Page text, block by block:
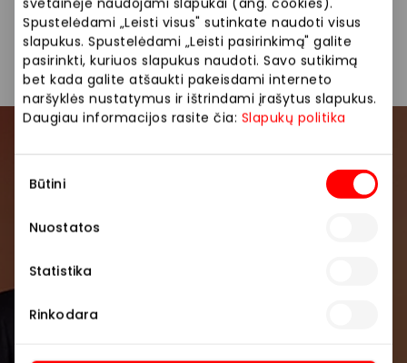
Spustelėdami „Leisti visus" sutinkate naudoti visus
slapukus. Spustelėdami „Leisti pasirinkimą" galite
pasirinkti, kuriuos slapukus naudoti. Savo sutikimą
bet kada galite atšaukti pakeisdami interneto
naršyklės nustatymus ir ištrindami įrašytus slapukus.
Daugiau informacijos rasite čia: Slapukų politika
pasirinkimas
Būtini
Nuostatos
Statistika
Rinkodara
Bankai, greitieji kreditai Paslaugos
Prisijunkite prie mūsų
Pirmieji sužinokite apie geriausius pasiūlymus,